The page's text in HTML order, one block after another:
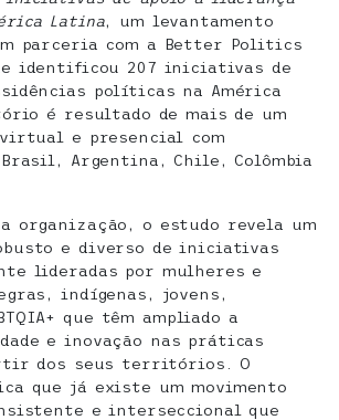
Latina, um levantamento
parceria com a Better Politics
identificou 207 iniciativas de
políticas na América
é resultado de mais de um
e presencial com
Argentina, Chile, Colômbia
a organização, o estudo revela um
e diverso de iniciativas
lideradas por mulheres e
indígenas, jovens,
que têm ampliado a
e inovação nas práticas
dos seus territórios. O
que já existe um movimento
e interseccional que